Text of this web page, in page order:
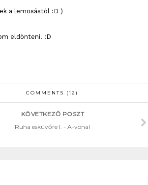
a lemosástól :D )
eldönteni. :D
COMMENTS (12)
KÖVETKEZŐ POSZT
Ruha esküvőre I. - A-vonal